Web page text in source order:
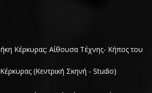
Κέρκυρας: Αίθουσα Τέχνης- Κήπος του
(Κεντρική Σκηνή - Studio)